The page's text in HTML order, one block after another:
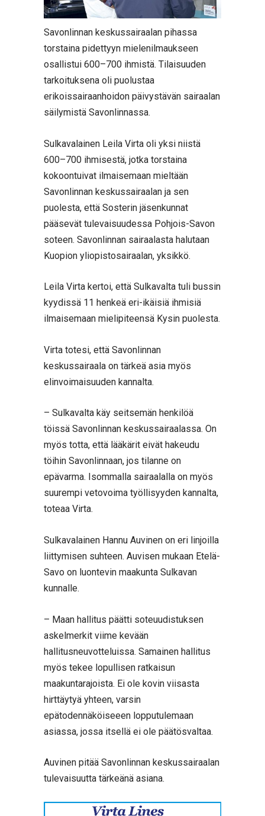
Savonlinnan keskussairaalan pihassa
torstaina pidettyyn mielenilmaukseen
osallistui 600–700 ihmistä. Tilaisuuden
tarkoituksena oli puolustaa
erikoissairaanhoidon päivystävän sairaalan
säilymistä Savonlinnassa.
Sulkavalainen Leila Virta oli yksi niistä
600–700 ihmisestä, jotka torstaina
kokoontuivat ilmaisemaan mieltään
Savonlinnan keskussairaalan ja sen
puolesta, että Sosterin jäsenkunnat
pääsevät tulevaisuudessa Pohjois-Savon
soteen. Savonlinnan sairaalasta halutaan
Kuopion yliopistosairaalan, yksikkö.
Leila Virta kertoi, että Sulkavalta tuli bussin
kyydissä 11 henkeä eri-ikäisiä ihmisiä
ilmaisemaan mielipiteensä Kysin puolesta.
Virta totesi, että Savonlinnan
keskussairaala on tärkeä asia myös
elinvoimaisuuden kannalta.
– Sulkavalta käy seitsemän henkilöä
töissä Savonlinnan keskussairaalassa. On
myös totta, että lääkärit eivät hakeudu
töihin Savonlinnaan, jos tilanne on
epävarma. Isommalla sairaalalla on myös
suurempi vetovoima työllisyyden kannalta,
toteaa Virta.
Sulkavalainen Hannu Auvinen on eri linjoilla
liittymisen suhteen. Auvisen mukaan Etelä-
Savo on luontevin maakunta Sulkavan
kunnalle.
– Maan hallitus päätti soteuudistuksen
askelmerkit viime kevään
hallitusneuvotteluissa. Samainen hallitus
myös tekee lopullisen ratkaisun
maakuntarajoista. Ei ole kovin viisasta
hirttäytyä yhteen, varsin
epätodennäköiseeen lopputulemaan
asiassa, jossa itsellä ei ole päätösvaltaa.
Auvinen pitää Savonlinnan keskussairaalan
tulevaisuutta tärkeänä asiana.